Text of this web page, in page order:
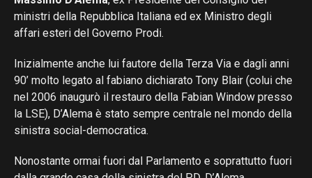
ministri della Repubblica Italiana ed ex Ministro degli
affari esteri del Governo Prodi.
Inizialmente anche lui fautore della Terza Via e dagli anni
90’ molto legato al fabiano dichiarato Tony Blair (colui che
nel 2006 inaugurò il restauro della Fabian Window presso
la LSE), D’Alema è stato sempre centrale nel mondo della
sinistra social-democratica.
Nonostante ormai fuori dal Parlamento e soprattutto fuori